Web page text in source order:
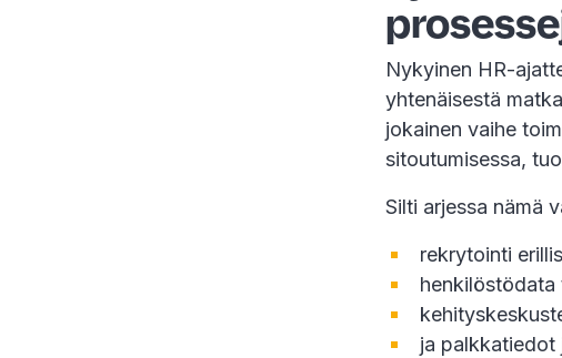
Nykyinen HR-
yhtenäisestä
jokainen vaihe
sitoutumisessa,
Silti arjessa nämä
rekrytointi
henkilöstödata
ja palkkatiedot